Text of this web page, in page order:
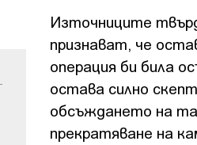
Източниците
признават, че
операция би била
остава силно
обсъждането на
прекратяване на